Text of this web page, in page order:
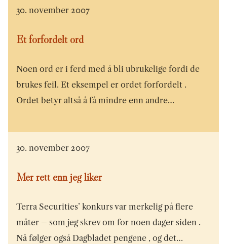
30. november 2007
Et forfordelt ord
Noen ord er i ferd med å bli ubrukelige fordi de
brukes feil. Et eksempel er ordet forfordelt .
Ordet betyr altså å få mindre enn andre…
30. november 2007
Mer rett enn jeg liker
Terra Securities’ konkurs var merkelig på flere
måter – som jeg skrev om for noen dager siden .
Nå følger også Dagbladet pengene , og det…